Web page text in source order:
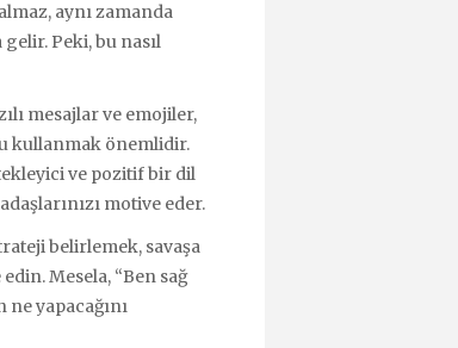
aynı zamanda
Peki, bu nasıl
mesajlar ve emojiler,
kullanmak önemlidir.
ve pozitif bir dil
motive eder.
belirlemek, savaşa
Mesela, “Ben sağ
yapacağını